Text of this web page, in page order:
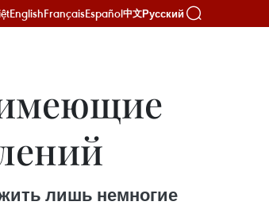
EnglishFrançaisEspañol中文Русский
лишь немногие